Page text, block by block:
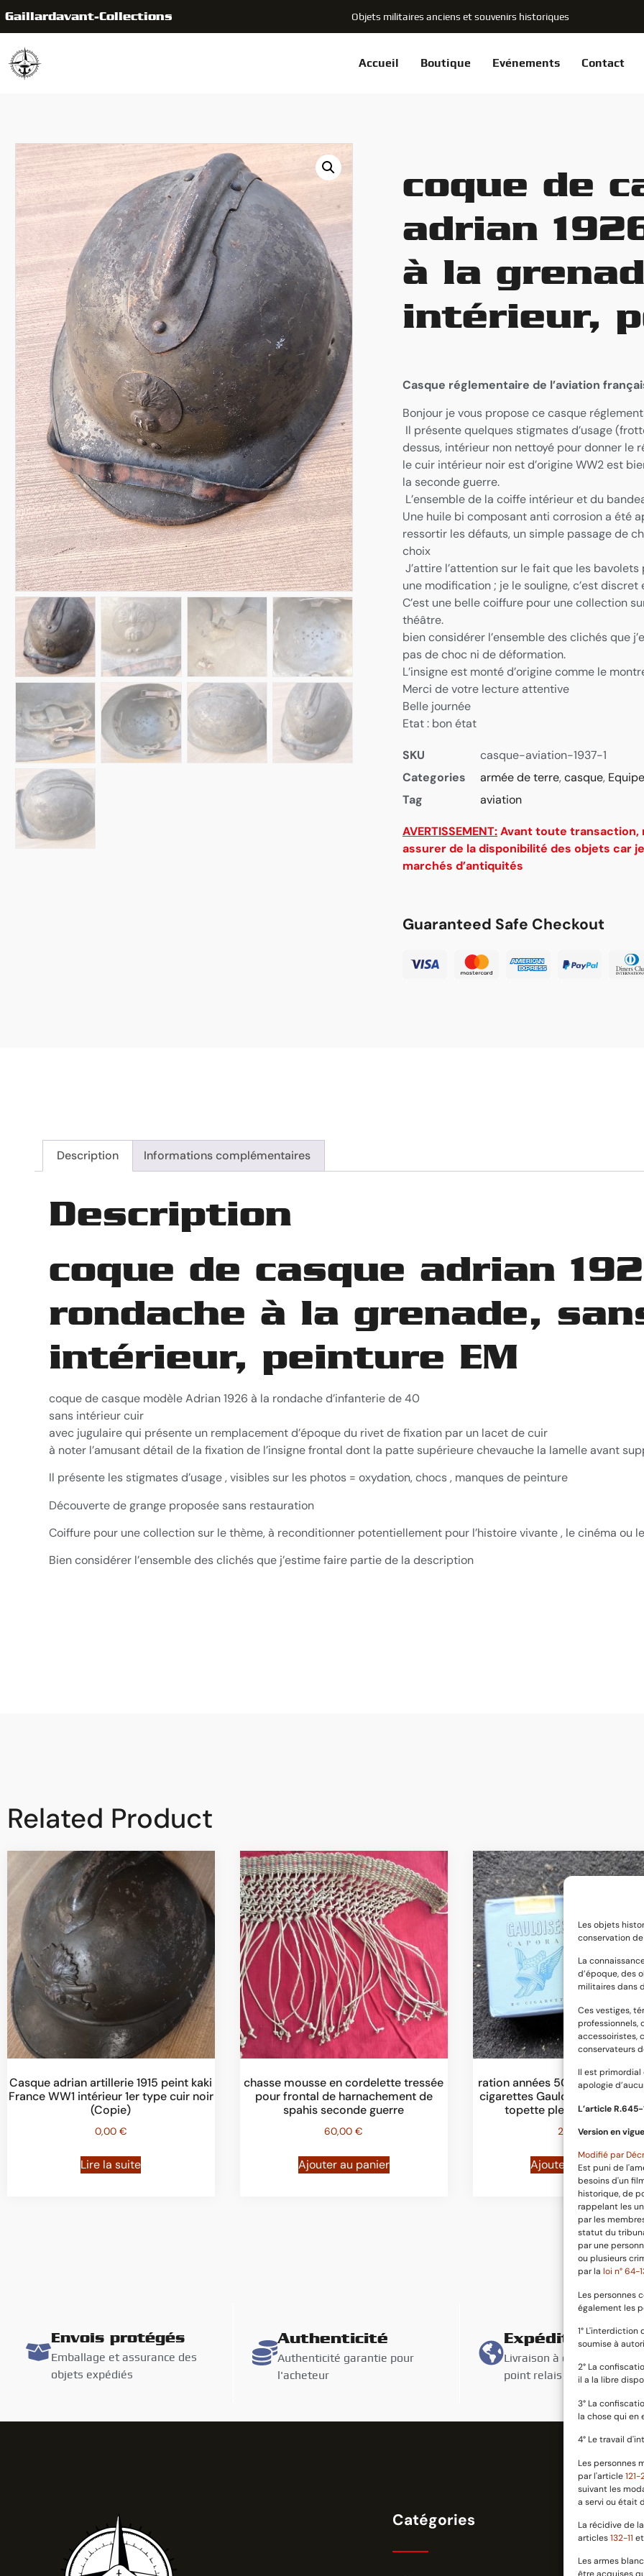
Les objets
conservation
La
d’époque, des
militaires dans
Ces vestiges,
professionnels,
accessoiristes,
conservateurs
Il est
apologie
L’article
Version en
Modifié par
Est puni de
besoins d'un
historique, de
rappelant les
par les
statut du
par une
ou plusieurs
par la loi n° 64-
Les personnes
également les
1° L'interdiction
soumise à
2° La
il a la libre
3° La
la chose qui en
4° Le travail
Les personnes
par l'article121-
suivant les
a servi ou était
La récidive de
articles132-11
Les armes
Gaillardavant-Collections Objets militaires anciens et souvenirs historiques
Accueil Boutique Evénements Contact
coque de
adrian
à la
intérieur,
Casque réglementaire de l’aviation
Bonjour je vous propose ce casque
Il présente quelques stigmates d’usage
dessus, intérieur non nettoyé pour donner le
le cuir intérieur noir est d’origine WW2 est
la seconde guerre.
L’ensemble de la coiffe intérieur et du
Une huile bi composant anti corrosion a été
ressortir les défauts, un simple passage de
choix
J’attire l’attention sur le fait que les
une modification ; je le souligne, c’est
C’est une belle coiffure pour une collection
théâtre.
bien considérer l’ensemble des clichés que
pas de choc ni de déformation.
L’insigne est monté d’origine comme le
Merci de votre lecture attentive
Belle journée
Etat : bon état
SKU
casque-aviation-1937-1
Categories
armée de terre,casque,
Tag
aviation
AVERTISSEMENT:Avant toute transaction,
assurer de la disponibilité des objets car
marchés d’antiquités
Guaranteed Safe Checkout
Description Informations complémentaires
Description
coque de casque adrian
rondache à la grenade,
intérieur, peinture EM
coque de casque modèle Adrian 1926 à la rondache d’infanterie de 40
sans intérieur cuir
avec jugulaire qui présente un remplacement d’époque du rivet de fixation par un lacet de cuir
à noter l’amusant détail de la fixation de l’insigne frontal dont la patte supérieure chevauche la lamelle avant
Il présente les stigmates d’usage , visibles sur les photos = oxydation, chocs , manques de peinture
Découverte de grange proposée sans restauration
Coiffure pour une collection sur le thème, à reconditionner potentiellement pour l’histoire vivante , le cinéma ou
Bien considérer l’ensemble des clichés que j’estime faire partie de la description
Related Product
Casque adrian artillerie 1915 peint kaki
France WW1 intérieur 1er type cuir noir
(Copie)
0,00 €
Lire la suite
chasse mousse en cordelette tressée
pour frontal de harnachement de
spahis seconde guerre
60,00€
Ajouter au panier
ration années 50 ; lot d’un
cigarettes Gauloises troupe et
topette pleine d’eau de
25,00€
Ajouter au panier
Envois protégés
Emballage et assurance des
objets expédiés
Authenticité
Authenticité garantie pour
l'acheteur
Expédition
Livraison à domicile oou en
point relais avec assurance
Catégories